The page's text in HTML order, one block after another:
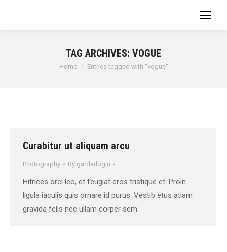
TAG ARCHIVES: VOGUE
You are here:
Home Entries tagged with "vogue"
Curabitur ut aliquam arcu
Photography By gardarlogin
Hitrices orci leo, et feugiat eros tristique et. Proin
ligula iaculis quis ornare id purus. Vestib etus atiam
gravida felis nec ullam corper sem.